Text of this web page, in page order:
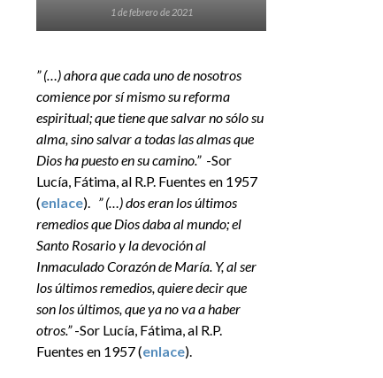
1 de febrero de 2021
” (…) ahora que cada uno de nosotros
comience por sí mismo su reforma
espiritual; que tiene que salvar no sólo su
alma, sino salvar a todas las almas que
Dios ha puesto en su camino.” -Sor
Lucía, Fátima, al R.P. Fuentes en 1957
(enlace). ” (…) dos eran los últimos
remedios que Dios daba al mundo; el
Santo Rosario y la devoción al
Inmaculado Corazón de María. Y, al ser
los últimos remedios, quiere decir que
son los últimos, que ya no va a haber
otros.”-Sor Lucía, Fátima, al R.P.
Fuentes en 1957 (enlace).